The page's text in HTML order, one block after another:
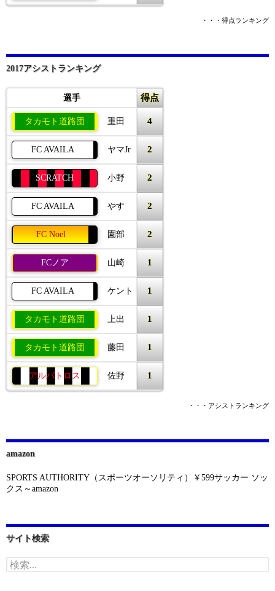
・・・得点ランキング
2017アシストランキング
選手 得点
タカモト道路団 重田 4
FC AVAILA ヤマJr 2
SCRATCH 小野 2
FC AVAILA やす 2
FC Noel 園部 2
FCノア 山崎 1
FC AVAILA ケント 1
タカモト道路団 上出 1
タカモト道路団 藤田 1
アルバトロス 佐野 1
・・・アシストランキング
amazon
SPORTS AUTHORITY（スポーツオーソリティ）￥599サッカー ソッ
クス～amazon
サイト検索
検
索: